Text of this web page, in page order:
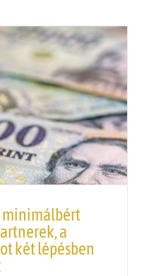
minimálbért
a
két lépésben